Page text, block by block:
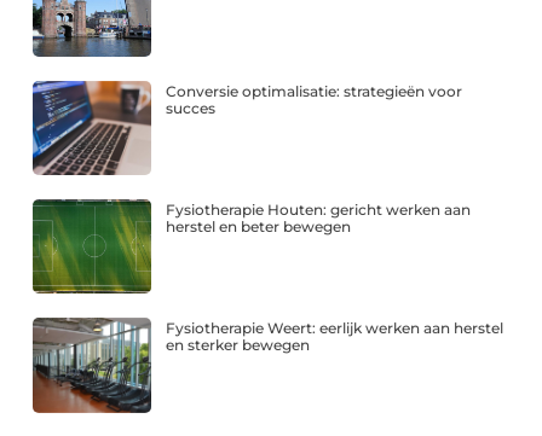
Conversie optimalisatie: strategieën voor
succes
Fysiotherapie Houten: gericht werken aan
herstel en beter bewegen
Fysiotherapie Weert: eerlijk werken aan herstel
en sterker bewegen